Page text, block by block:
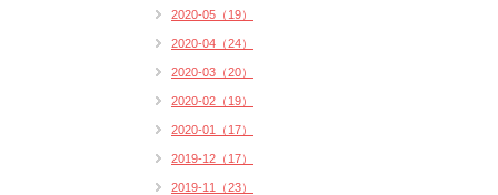
2020-05（19）
2020-04（24）
2020-03（20）
2020-02（19）
2020-01（17）
2019-12（17）
2019-11（23）